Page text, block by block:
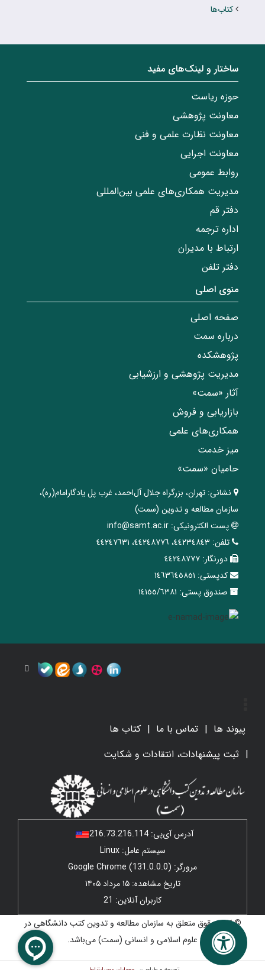
کتاب‌ها
ساختار‌‌ و‌‌ لینک‌های مفید
حوزه ریاست
معاونت پژوهشی
معاونت نظارت علمی و فنی
معاونت اجرایی
روابط عمومی
مدیریت همکاری‌های علمی بین‌المللی
دفتر قم
اداره ترجمه
ارتباط با مدیران
دفتر تلفن
منوی اصلی
صفحه اصلی
درباره سمت
پژوهشکده
مدیریت پژوهشی و ارزشیابی
آثار «سمت»
بازاریابی و فروش
همکاری‌های علمی
میز خدمت
حامیان «سمت»
نشانی: تهران، ‌بزرگراه ‌جلال آل‌احمد، غرب پل يادگار‌امام(ره)‌،
سازمان مطالعه و تدوین‌ (سمت)
پست الکترونیکی: info@samt.ac.ir
تلفن: ٤٤٢٣٤٨٤٣، ٤٤٢٤٨٧٧٦، ٤٤٢٤٧٦٣١
دورنگار: ٤٤٢٤٨٧٧٧
کدپستی: ١٤٦٣٦٤٥٨٥١
صندوق پستی: ١٤١٥٥/٦٣٨١
پیوند ها تماس با ما
کتاب ها
ثبت پیشنهادات، انتقادات و شکایت
آدرس آی‌پی: 216.73.216.114
سیستم عامل: Linux
مرورگر: Google Chrome (131.0.0.0)
تاریخ مشاهده: ۱۵ مرداد ۱۴۰۵
کاربران آنلاین: 21
© کلیه حقوق متعلق به سازمان مطالعه و تدوین کتب دانشگاهی در
علوم اسلامی و انسانی (سمت) می‌باشد.